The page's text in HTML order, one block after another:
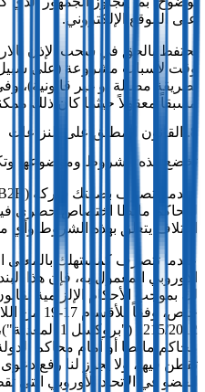
على الموقع الإلكتروني.
نحتفظ بالحق في سحب الإذن
وقت لأسباب مشروعة (على سبيل
بطريقة مضللة أو غير قانونية)،
مسبقاً معقولاً حيثما كان ذلك
8. القانون المطبق على النزاعات
تخضع هذه الشروط وموضوعها
لمحاكم مالطا اختصاص حصري
اختلاف يتعلق بهذه الشروط وأي
عندما تتصرف كمستهلك بالمعنى
الأوروبي المعمول به، فإن هذا
لك بموجب الأحكام الإلزامية
خاص، وفقاً
1215/2012
محاكم مالطا أو أمام محاكم
تقطن فيها، ولا يجوز لنا رفع
العضو في الاتحاد الأوروبي التي